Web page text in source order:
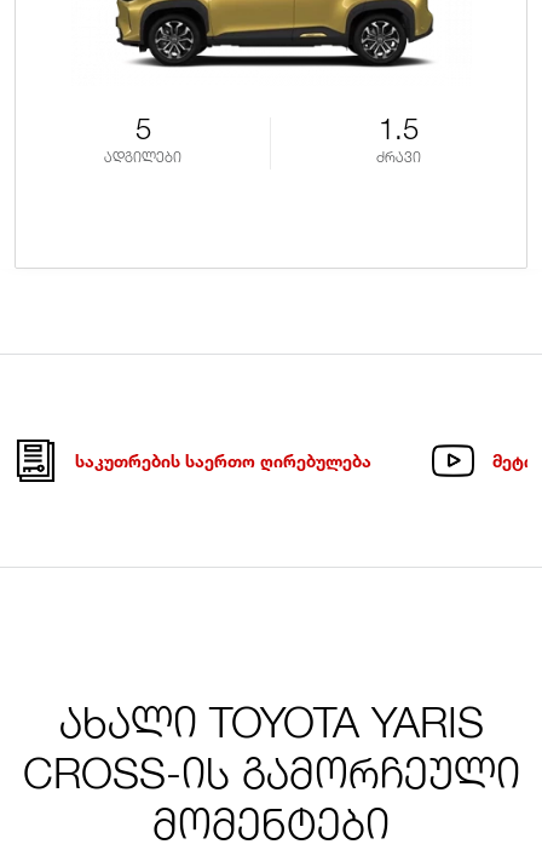
5
ადგილები
1.5
ძრავი
ᲡᲐᲙᲣᲗᲠᲔᲑᲘᲡ ᲡᲐᲔᲠᲗᲝ ᲦᲘᲠᲔᲑᲣᲚᲔᲑᲐ ᲛᲔᲢᲘ
ახალი TOYOTA YARIS
CROSS-ის გამორჩეული
მომენტები